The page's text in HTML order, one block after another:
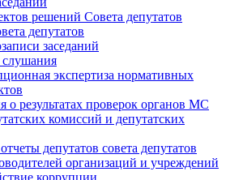
решений Совета депутатов
депутатов
заседаний
экспертиза нормативных
результатах проверок органов МС
комиссий и депутатских
депутатов совета депутатов
организаций и учреждений
коррупции